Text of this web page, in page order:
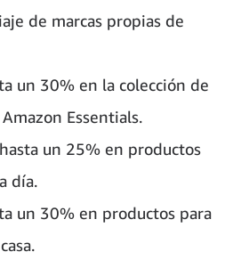
de marcas propias de
un 30% en la colección de
Essentials.
un 25% en productos
día.
un 30% en productos para